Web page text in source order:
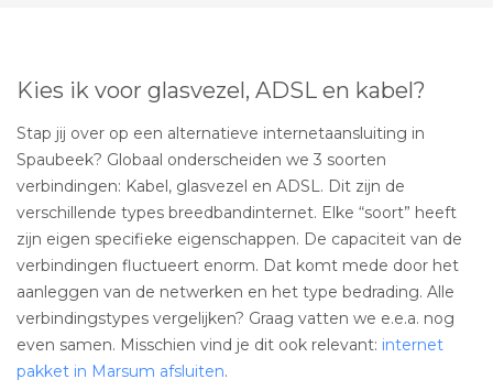
Kies ik voor glasvezel, ADSL en kabel?
Stap jij over op een alternatieve internetaansluiting in
Spaubeek? Globaal onderscheiden we 3 soorten
verbindingen: Kabel, glasvezel en ADSL. Dit zijn de
verschillende types breedbandinternet. Elke “soort” heeft
zijn eigen specifieke eigenschappen. De capaciteit van de
verbindingen fluctueert enorm. Dat komt mede door het
aanleggen van de netwerken en het type bedrading. Alle
verbindingstypes vergelijken? Graag vatten we e.e.a. nog
even samen. Misschien vind je dit ook relevant: internet
pakket in Marsum afsluiten.